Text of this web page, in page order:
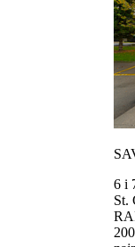
6 i
St.